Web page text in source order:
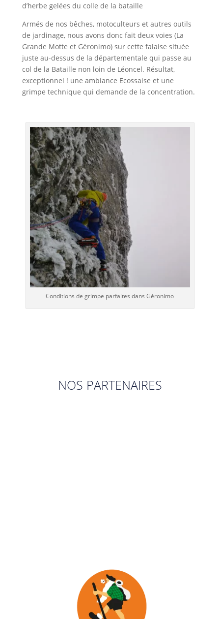
d’herbe gelées du colle de la bataille
Armés de nos bêches, motoculteurs et autres outils
de jardinage, nous avons donc fait deux voies (La
Grande Motte et Géronimo) sur cette falaise située
juste au-dessus de la départementale qui passe au
col de la Bataille non loin de Léoncel. Résultat,
exceptionnel ! une ambiance Ecossaise et une
grimpe technique qui demande de la concentration.
Conditions de grimpe parfaites dans Géronimo
NOS PARTENAIRES